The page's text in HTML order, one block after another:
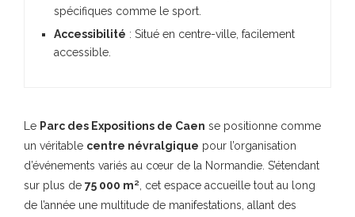
spécifiques comme le sport.
Accessibilité : Situé en centre-ville, facilement
accessible.
Le Parc des Expositions de Caen se positionne comme
un véritable centre névralgique pour l’organisation
d’événements variés au cœur de la Normandie. S’étendant
sur plus de 75 000 m² , cet espace accueille tout au long
de l’année une multitude de manifestations, allant des